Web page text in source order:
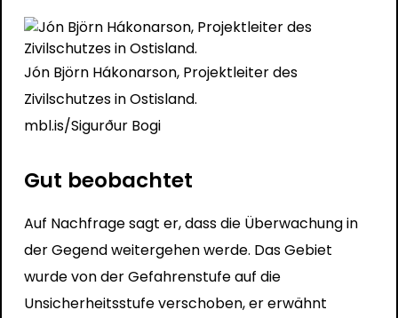
Jón Björn Hákonarson, Projektleiter des
Zivilschutzes in Ostisland.
mbl.is/Sigurður Bogi
Gut beobachtet
Auf Nachfrage sagt er, dass die Überwachung in
der Gegend weitergehen werde. Das Gebiet
wurde von der Gefahrenstufe auf die
Unsicherheitsstufe verschoben, er erwähnt